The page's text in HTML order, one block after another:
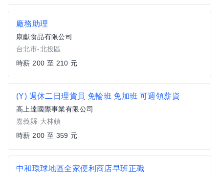
廠務助理
康獻食品有限公司
台北市-北投區
時薪 200 至 210 元
(Y) 週休二日理貨員 免輪班 免加班 可週領薪資
高上達國際事業有限公司
嘉義縣-大林鎮
時薪 200 至 359 元
中和環球地區全家便利商店早班正職